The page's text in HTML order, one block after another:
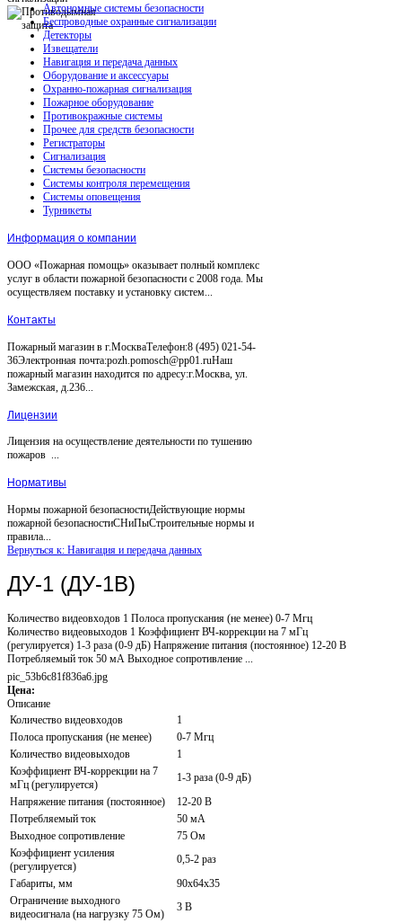
Автономные системы безопасности
Беспроводные охранные сигнализации
Детекторы
Извещатели
Навигация и передача данных
Оборудование и аксессуары
Охранно-пожарная сигнализация
Пожарное оборудование
Противокражные системы
Прочее для средств безопасности
Регистраторы
Сигнализация
Системы безопасности
Системы контроля перемещения
Системы оповещения
Турникеты
Информация о компании
ООО «Пожарная помощь» оказывает полный комплекс
услуг в области пожарной безопасности с 2008 года. Мы
осуществляем поставку и установку систем...
Контакты
Пожарный магазин в г.МоскваТелефон:8 (495) 021-54-
36Электронная почта:pozh.pomosch@pp01.ruНаш
пожарный магазин находится по адресу:г.Москва, ул.
Замежская, д.236...
Лицензии
Лицензия на осуществление деятельности по тушению
пожаров ...
Нормативы
Нормы пожарной безопасностиДействующие нормы
пожарной безопасностиСНиПыСтроительные нормы и
правила...
Вернуться к: Навигация и передача данных
ДУ-1 (ДУ-1В)
Количество видеовходов 1 Полоса пропускания (не менее) 0-7 Мгц
Количество видеовыходов 1 Коэффициент ВЧ-коррекции на 7 мГц
(регулируется) 1-3 раза (0-9 дБ) Напряжение питания (постоянное) 12-20 В
Потребляемый ток 50 мА Выходное сопротивление ...
pic_53b6c81f836a6.jpg
Цена:
Описание
Количество видеовходов
1
Полоса пропускания (не менее)
0-7 Мгц
Количество видеовыходов
1
Коэффициент ВЧ-коррекции на 7
мГц (регулируется)
1-3 раза (0-9 дБ)
Напряжение питания (постоянное)
12-20 В
Потребляемый ток
50 мА
Выходное сопротивление
75 Ом
Коэффициент усиления
(регулируется)
0,5-2 раз
Габариты, мм
90х64х35
Ограничение выходного
видеосигнала (на нагрузку 75 Ом)
3 В